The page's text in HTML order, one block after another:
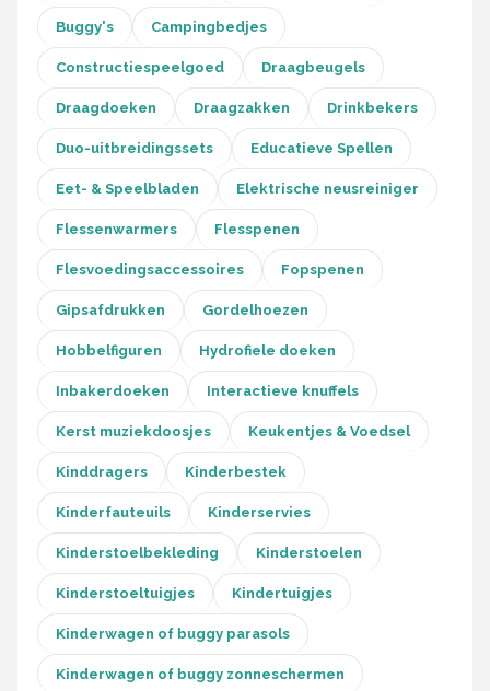
Buggy's Campingbedjes
Constructiespeelgoed Draagbeugels
Draagdoeken Draagzakken Drinkbekers
Duo-uitbreidingssets Educatieve Spellen
Eet- & Speelbladen Elektrische neusreiniger
Flessenwarmers Flesspenen
Flesvoedingsaccessoires Fopspenen
Gipsafdrukken Gordelhoezen
Hobbelfiguren Hydrofiele doeken
Inbakerdoeken Interactieve knuffels
Kerst muziekdoosjes Keukentjes & Voedsel
Kinddragers Kinderbestek
Kinderfauteuils Kinderservies
Kinderstoelbekleding Kinderstoelen
Kinderstoeltuigjes Kindertuigjes
Kinderwagen of buggy parasols
Kinderwagen of buggy zonneschermen